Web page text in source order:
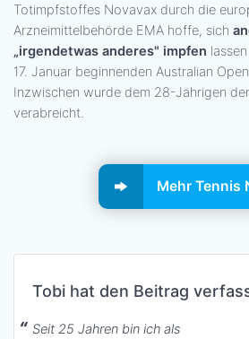
Totimpfstoffes Novavax durch die
Arzneimittelbehörde EMA hoffe, sich
„irgendetwas anderes" impfen
17. Januar beginnenden Australian
Inzwischen wurde dem 28-Jährigen
verabreicht.
Mehr Tennis
Tobi hat den Beitrag
Seit 25 Jahren bin ich als